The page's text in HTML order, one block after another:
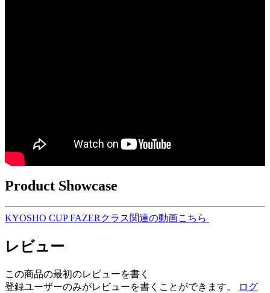
Product Showcase
KYOSHO CUP FAZERクラス関連の動画こちら
レビュー
この商品の最初のレビューを書く
登録ユーザーのみがレビューを書くことができます。
ログ